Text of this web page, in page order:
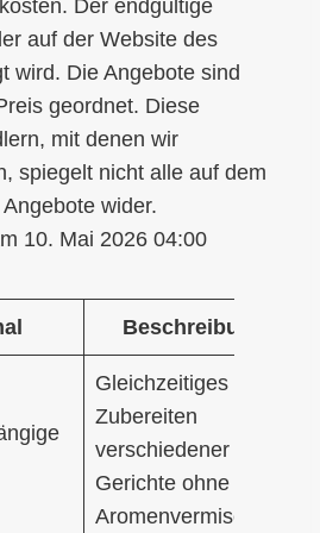
10. Mai 2026 04:00
Beschreibung
Gleichzeitiges
Zubereiten
verschiedener
Gerichte ohne
Aromenvermischung